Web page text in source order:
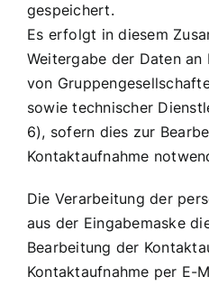
gespeichert.
Es erfolgt in diesem
Weitergabe der Daten
von
sowie technischer
6), sofern dies zur
Kontaktaufnahme
Die Verarbeitung der
aus der Eingabemaske
Bearbeitung der
Kontaktaufnahme per E-